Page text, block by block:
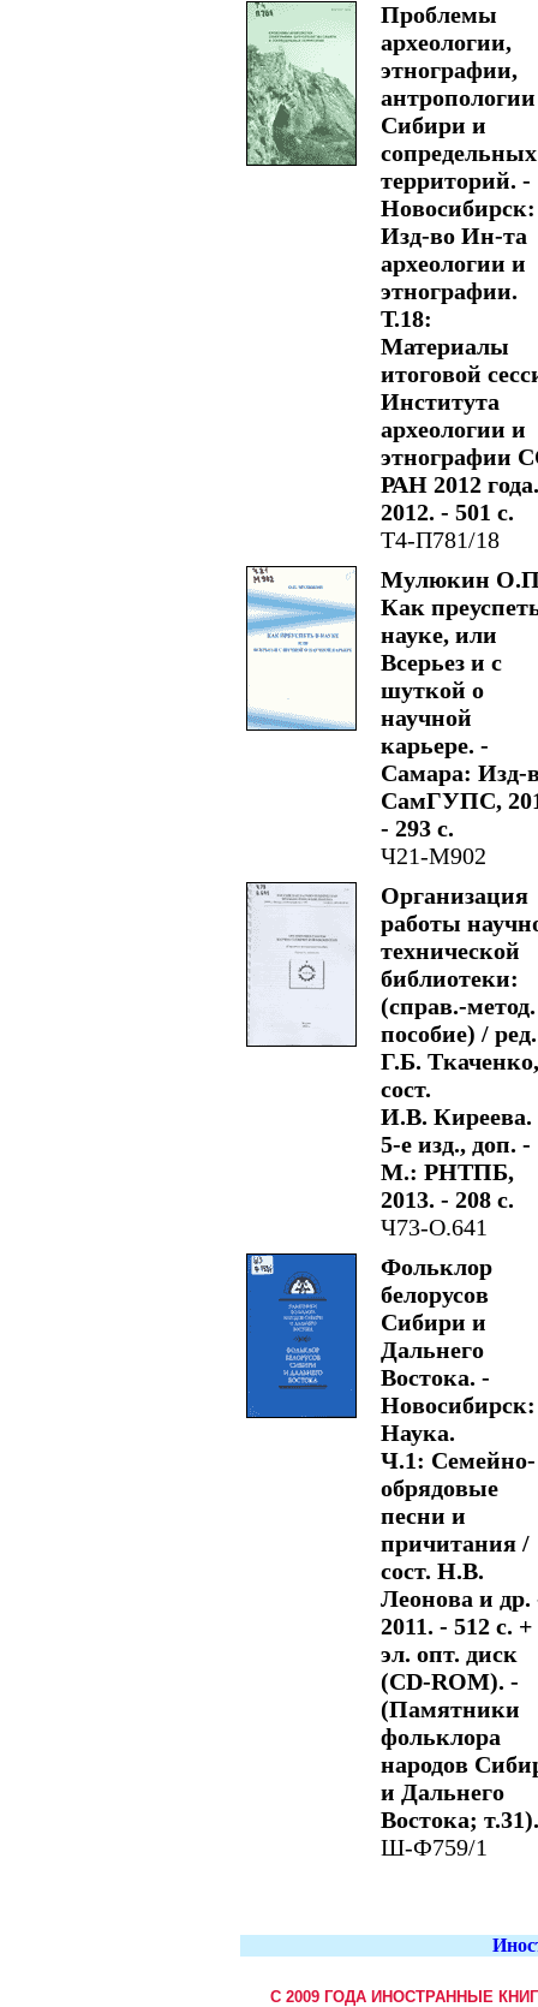
Проблемы
археологии,
этнографии,
антропологии
Сибири и
сопредельных
территорий. -
Новосибирск:
Изд-во Ин-та
археологии и
этнографии.
Т.18:
Материалы
итоговой
Института
археологии и
этнографии
РАН 2012
2012. - 501 с.
Т4-П781/18
Мулюкин
Как
науке, или
Всерьез и с
шуткой о
научной
карьере. -
Самара: Изд-
СамГУПС,
- 293 с.
Ч21-М902
Организация
работы
технической
библиотеки:
(справ.-метод.
пособие) / ред.
Г.Б. Ткаченко,
сост.
И.В. Киреева.
5-е изд., доп. -
М.: РНТПБ,
2013. - 208 с.
Ч73-О.641
Фольклор
белорусов
Сибири и
Дальнего
Востока. -
Новосибирск:
Наука.
Ч.1: Семейно-
обрядовые
песни и
причитания /
сост. Н.В.
Леонова и др.
2011. - 512 с. +
эл. опт. диск
(CD-ROM). -
(Памятники
фольклора
народов
и Дальнего
Востока; т.31).
Ш-Ф759/1
С 2009 ГОДА ИНОСТРАННЫЕ